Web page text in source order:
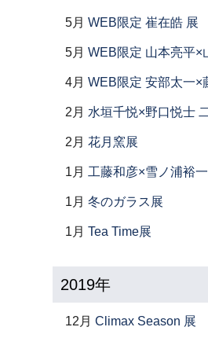
5月 WEB限定 崔在皓 展
5月 WEB限定 山本亮平×
4月 WEB限定 安部太一×
2月 水垣千悦×野口悦士
2月 花月窯展
1月 工藤和彦×雪ノ浦裕
1月 冬のガラス展
1月 Tea Time展
2019年
12月 Climax Season 展